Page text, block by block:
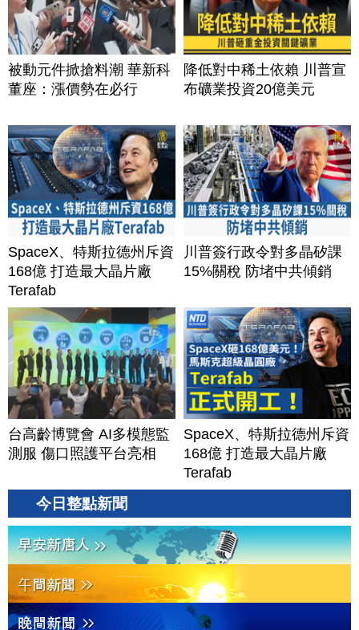
被動元件掀搶料潮 華新科
董座：漲價勢在必行
降低對中稀土依賴 川普宣
布礦業投資20億美元
SpaceX、特斯拉德州斥資
168億 打造最大晶片廠
Terafab
川普簽行政令對多晶矽課
15%關稅 防堵中共傾銷
台高齡博覽會 AI多模態監
測服 傷口照護平台亮相
SpaceX、特斯拉德州斥資
168億 打造最大晶片廠
Terafab
今日整點新聞